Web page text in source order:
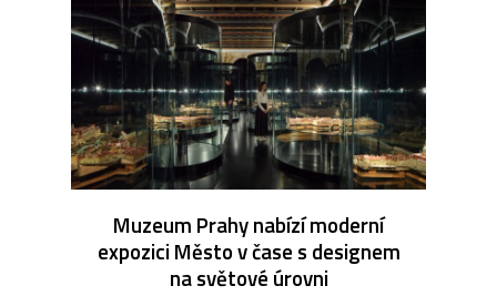
Muzeum Prahy nabízí moderní
expozici Město v čase s designem
na světové úrovni